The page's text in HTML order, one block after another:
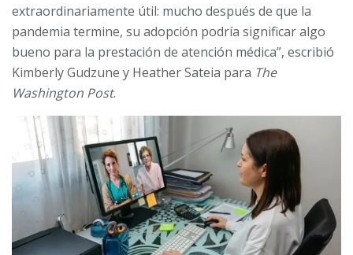
extraordinariamente útil: mucho después de que la
pandemia termine, su adopción podría significar algo
bueno para la prestación de atención médica”, escribió
Kimberly Gudzune y Heather Sateia para The
Washington Post.